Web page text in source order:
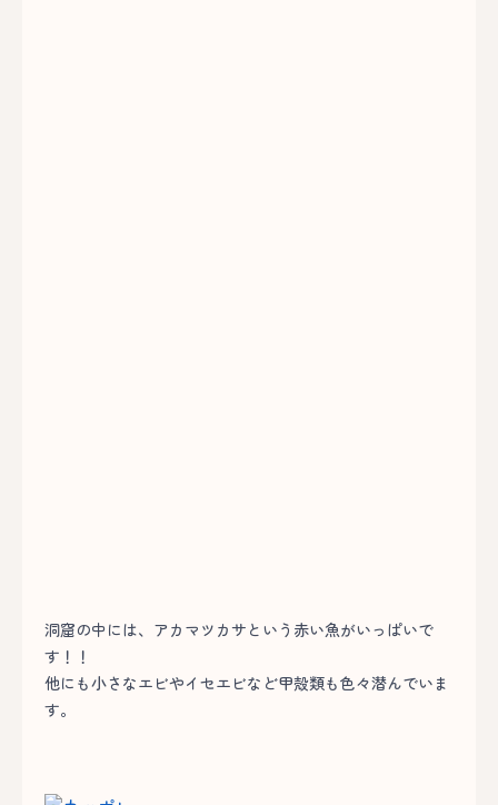
洞窟の中には、アカマツカサという赤い魚がいっぱいで
す！！
他にも小さなエビやイセエビなど甲殻類も色々潜んでいま
す。